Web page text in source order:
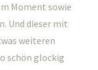
Moment sowie
Und dieser mit
weiteren
schön glockig